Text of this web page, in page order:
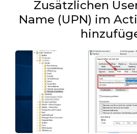
Zusätzlichen
Name (UPN) im